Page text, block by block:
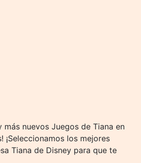
más nuevos Juegos de Tiana en
¡Seleccionamos los mejores
Tiana de Disney para que te